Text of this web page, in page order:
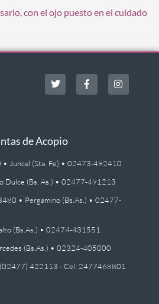
con el ojo puesto en el cuidado
de Acopio
• Juncal (Sta. Fe) • 02473-492410
Dulce (Bs. As.) • 02477-491213
• Pergamino (Bs.As.) • 02477-
(Bs.As.) • 02474-431551
(Bs.As.) • 02324-405000
(02477) 422113 - Cel. 2477468801